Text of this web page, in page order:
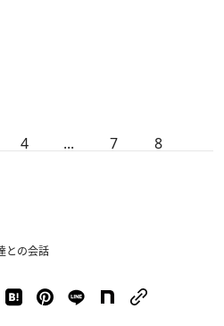
4 ... 7 8
との会話